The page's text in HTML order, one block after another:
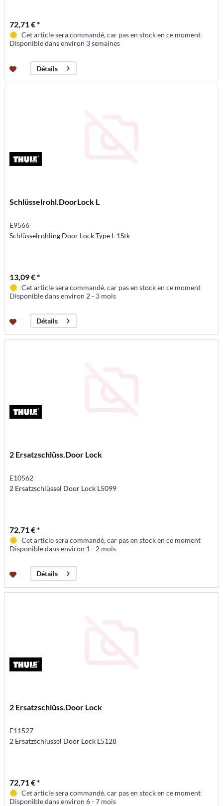
72,71 € *
Cet article sera commandé, car pas en stock en ce moment
Disponible dans environ 3 semaines
Détails
Schlüsselrohl.DoorLock L
E9566
Schlüsselrohling Door Lock Type L 1Stk
13,09 € *
Cet article sera commandé, car pas en stock en ce moment
Disponible dans environ 2 - 3 mois
Détails
2 Ersatzschlüss.Door Lock
E10562
2 Ersatzschlüssel Door Lock L5099
72,71 € *
Cet article sera commandé, car pas en stock en ce moment
Disponible dans environ 1 - 2 mois
Détails
2 Ersatzschlüss.Door Lock
E11527
2 Ersatzschlüssel Door Lock L5128
72,71 € *
Cet article sera commandé, car pas en stock en ce moment
Disponible dans environ 6 - 7 mois